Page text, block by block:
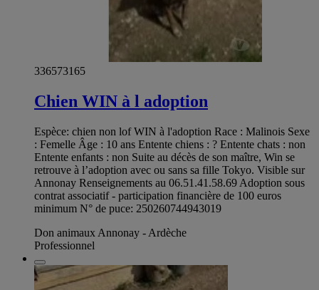
336573165
Chien WIN à l adoption
Espèce: chien non lof WIN à l'adoption Race : Malinois Sexe
: Femelle Âge : 10 ans Entente chiens : ? Entente chats : non
Entente enfants : non Suite au décès de son maître, Win se
retrouve à l’adoption avec ou sans sa fille Tokyo. Visible sur
Annonay Renseignements au 06.51.41.58.69 Adoption sous
contrat associatif - participation financière de 100 euros
minimum N° de puce: 250260744943019
Don animaux Annonay - Ardèche
Professionnel